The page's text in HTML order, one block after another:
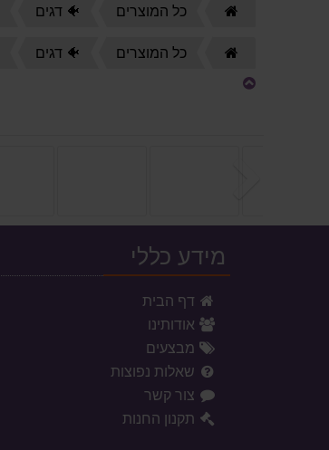
כל המוצרים 🐠 דגים
כל המוצרים 🐠 דגים
מידע כללי
דף הבית
אודותינו
מבצעים
שאלות נפוצות
צור קשר
תקנון החנות